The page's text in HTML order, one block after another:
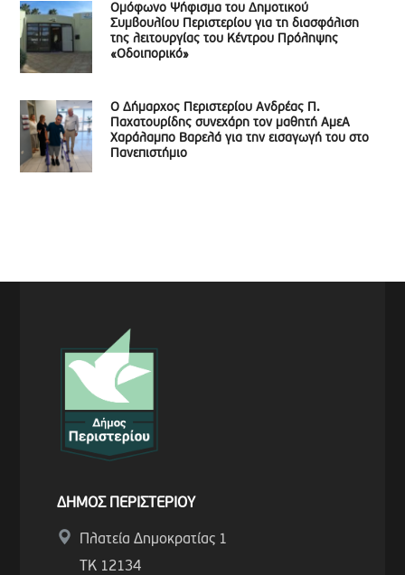
Ομόφωνο Ψήφισμα του Δημοτικού
Συμβουλίου Περιστερίου για τη διασφάλιση
της λειτουργίας του Κέντρου Πρόληψης
«Οδοιπορικό»
Ο Δήμαρχος Περιστερίου Ανδρέας Π.
Παχατουρίδης συνεχάρη τον μαθητή ΑμεΑ
Χαράλαμπο Βαρελά για την εισαγωγή του στο
Πανεπιστήμιο
ΔΗΜΟΣ ΠΕΡΙΣΤΕΡΙΟΥ
Πλατεία Δημοκρατίας 1
ΤΚ 12134